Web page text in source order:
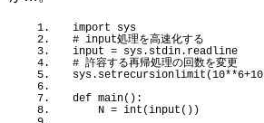
import sys
# input処理を高速化する
input = sys.stdin.readline
# 許容する再帰処理の回数を変更
sys. setrecursionlimit (10**6+10
def main() :
    N =
int (input ())